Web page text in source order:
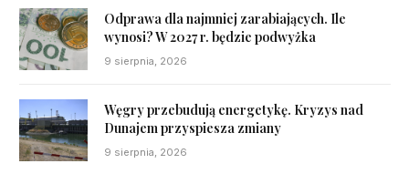
Odprawa dla najmniej zarabiających. Ile
wynosi? W 2027 r. będzie podwyżka
9 sierpnia, 2026
Węgry przebudują energetykę. Kryzys nad
Dunajem przyspiesza zmiany
9 sierpnia, 2026